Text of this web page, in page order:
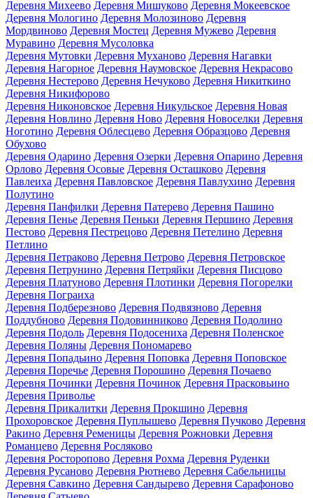
Деревня Михеево Деревня Мишуково Деревня Мокеевское
Деревня Мологино Деревня Молозиново Деревня
Мордвиново Деревня Мостец Деревня Мужево Деревня
Муравино Деревня Мусоловка
Деревня Мутовки Деревня Муханово Деревня Нагавки
Деревня Нагорное Деревня Наумовское Деревня Некрасово
Деревня Нестерово Деревня Нечуково Деревня Никиткино
Деревня Никифорово
Деревня Никоновское Деревня Никульское Деревня Новая
Деревня Новлино Деревня Ново Деревня Новоселки Деревня
Ноготино Деревня Облесцево Деревня Образцово Деревня
Обухово
Деревня Одарино Деревня Озерки Деревня Опарино Деревня
Орлово Деревня Осовые Деревня Осташково Деревня
Павлеиха Деревня Павловское Деревня Павлухино Деревня
Полутино
Деревня Панфилки Деревня Патерево Деревня Пашино
Деревня Пенье Деревня Пеньки Деревня Першино Деревня
Пестово Деревня Пестрецово Деревня Петелино Деревня
Петлино
Деревня Петраково Деревня Петрово Деревня Петровское
Деревня Петрунино Деревня Петряйки Деревня Писцово
Деревня Платуново Деревня Плотинки Деревня Погорелки
Деревня Пограиха
Деревня Подберезново Деревня Подвязново Деревня
Поддубново Деревня Подовинниково Деревня Подолино
Деревня Подоль Деревня Подосениха Деревня Поленское
Деревня Поляны Деревня Пономарево
Деревня Попадьино Деревня Поповка Деревня Поповское
Деревня Поречье Деревня Порошино Деревня Почаево
Деревня Починки Деревня Починок Деревня Прасковьино
Деревня Приволье
Деревня Прикалитки Деревня Прокшино Деревня
Прохоровское Деревня Пуплышево Деревня Пучково Деревня
Ракино Деревня Ременицы Деревня Рожновки Деревня
Романцево Деревня Росляково
Деревня Росторопово Деревня Рохма Деревня Руденки
Деревня Русаново Деревня Рютнево Деревня Сабельницы
Деревня Савкино Деревня Сандырево Деревня Сарафоново